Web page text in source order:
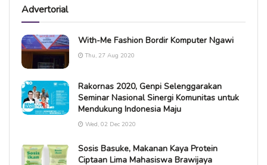
Advertorial
With-Me Fashion Bordir Komputer Ngawi
Thu, 27 Aug 2020
Rakornas 2020, Genpi Selenggarakan
Seminar Nasional Sinergi Komunitas untuk
Mendukung Indonesia Maju
Wed, 02 Dec 2020
Sosis Basuke, Makanan Kaya Protein
Ciptaan Lima Mahasiswa Brawijaya